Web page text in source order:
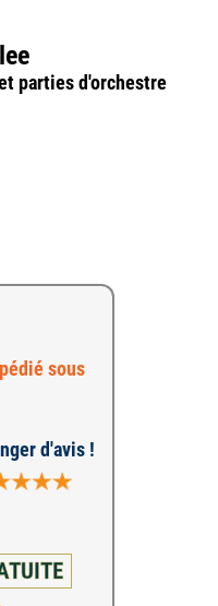
parties d'orchestre
sous
d'avis !